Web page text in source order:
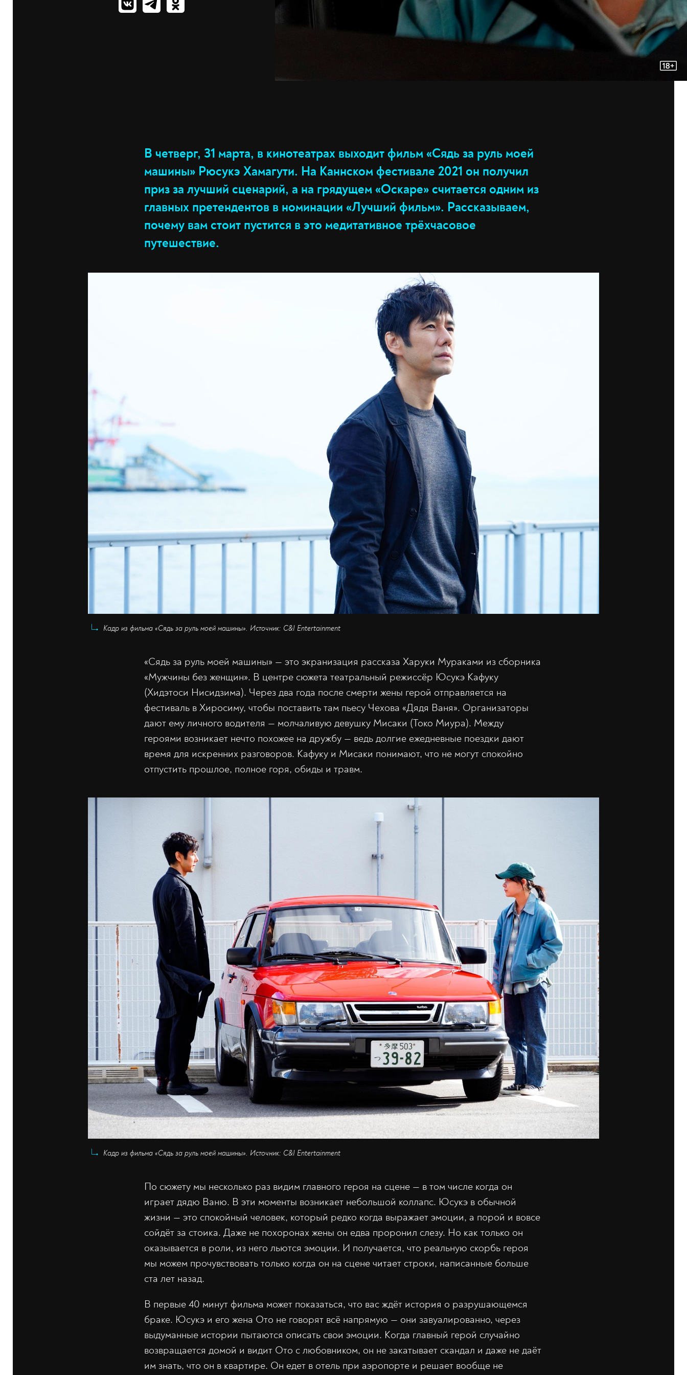
В четверг, 31 марта, в кинотеатрах выходит фильм «Сядь за руль моей
машины» Рюсукэ Хамагути. На Каннском фестивале 2021 он получил
приз за лучший сценарий, а на грядущем «Оскаре» считается одним из
главных претендентов в номинации «Лучший фильм». Рассказываем,
почему вам стоит пустится в это медитативное трёхчасовое
путешествие.
Кадр из фильма «Сядь за руль моей машины». Источник: C&I Entertainment
«Сядь за руль моей машины» — это экранизация рассказа Харуки Мураками из сборника
«Мужчины без женщин». В центре сюжета театральный режиссёр Юсукэ Кафуку
(Хидэтоси Нисидзима). Через два года после смерти жены герой отправляется на
фестиваль в Хиросиму, чтобы поставить там пьесу Чехова «Дядя Ваня». Организаторы
дают ему личного водителя — молчаливую девушку Мисаки (Токо Миура). Между
героями возникает нечто похожее на дружбу — ведь долгие ежедневные поездки дают
время для искренних разговоров. Кафуку и Мисаки понимают, что не могут спокойно
отпустить прошлое, полное горя, обиды и травм.
Кадр из фильма «Сядь за руль моей машины». Источник: C&I Entertainment
По сюжету мы несколько раз видим главного героя на сцене — в том числе когда он
играет дядю Ваню. В эти моменты возникает небольшой коллапс. Юсукэ в обычной
жизни — это спокойный человек, который редко когда выражает эмоции, а порой и вовсе
сойдёт за стоика. Даже не похоронах жены он едва проронил слезу. Но как только он
оказывается в роли, из него льются эмоции. И получается, что реальную скорбь героя
мы можем прочувствовать только когда он на сцене читает строки, написанные больше
ста лет назад.
В первые 40 минут фильма может показаться, что вас ждёт история о разрушающемся
браке. Юсукэ и его жена Ото не говорят всё напрямую — они завуалированно, через
выдуманные истории пытаются описать свои эмоции. Когда главный герой случайно
возвращается домой и видит Ото с любовником, он не закатывает скандал и даже не даёт
им знать, что он в квартире. Он едет в отель при аэропорте и решает вообще не